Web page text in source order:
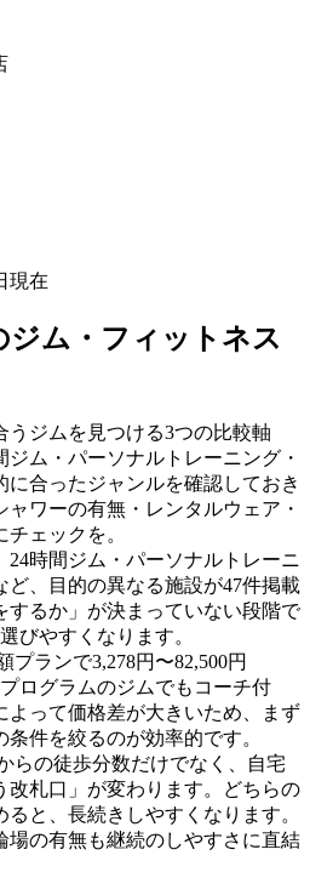
現在
ジム・フィットネス
ジムを見つける3つの比較軸
ム・パーソナルトレーニング・
に合ったジャンルを確認しておき
ワーの有無・レンタルウェア・
ェックを。
時間ジム・パーソナルトレーニ
ど、目的の異なる施設が47件掲載
するか」が決まっていない段階で
びやすくなります。
プランで3,278円〜82,500円
プログラムのジムでもコーチ付
よって価格差が大きいため、まず
件を絞るのが効率的です。
らの徒歩分数だけでなく、自宅
改札口」が変わります。どちらの
と、長続きしやすくなります。
場の有無も継続のしやすさに直結